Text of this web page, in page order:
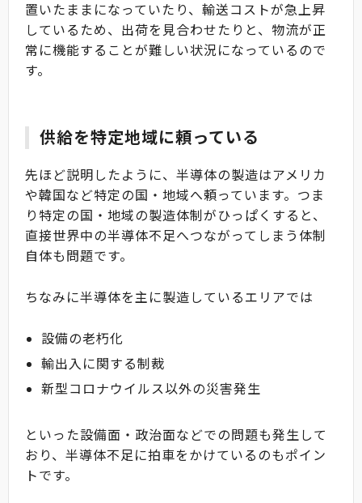
置いたままになっていたり、輸送コストが急上昇
しているため、出荷を見合わせたりと、物流が正
常に機能することが難しい状況になっているので
す。
供給を特定地域に頼っている
先ほど説明したように、半導体の製造はアメリカ
や韓国など特定の国・地域へ頼っています。つま
り特定の国・地域の製造体制がひっぱくすると、
直接世界中の半導体不足へつながってしまう体制
自体も問題です。
ちなみに半導体を主に製造しているエリアでは
設備の老朽化
輸出入に関する制裁
新型コロナウイルス以外の災害発生
といった設備面・政治面などでの問題も発生して
おり、半導体不足に拍車をかけているのもポイン
トです。